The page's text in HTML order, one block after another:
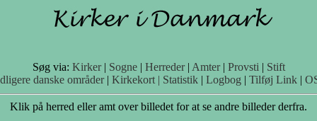
Søg via: Kirker| Sogne| Herreder| Amter| Provsti | Stift
danske områder| Kirkekort | Statistik | Logbog | Tilføj Link |
Klik på herred eller amt over billedet for at se andre billeder derfra.